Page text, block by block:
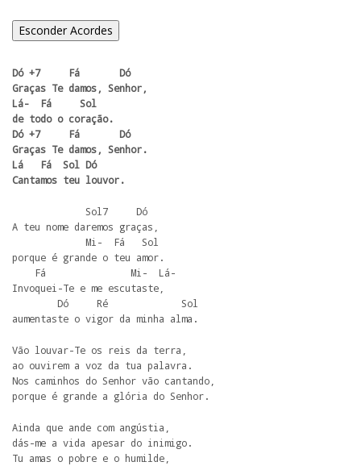
Esconder Acordes
Dó +7     Fá       Dó
Graças Te damos, Senhor,
Lá-  Fá     Sol
de todo o coração.
Dó +7     Fá       Dó
Graças Te damos, Senhor.
Lá   Fá  Sol Dó
Cantamos teu louvor.
A teu nome daremos graças,
porque é grande o teu amor.
Invoquei-Te e me escutaste,
aumentaste o vigor da minha alma.
Vão louvar-Te os reis da terra,
ao ouvirem a voz da tua palavra.
Nos caminhos do Senhor vão cantando,
porque é grande a glória do Senhor.
Ainda que ande com angústia,
dás-me a vida apesar do inimigo.
Tu amas o pobre e o humilde,